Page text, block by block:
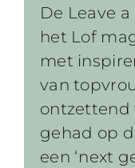
De Leave
het Lof
met
van
ontzettend
gehad op
een ‘next